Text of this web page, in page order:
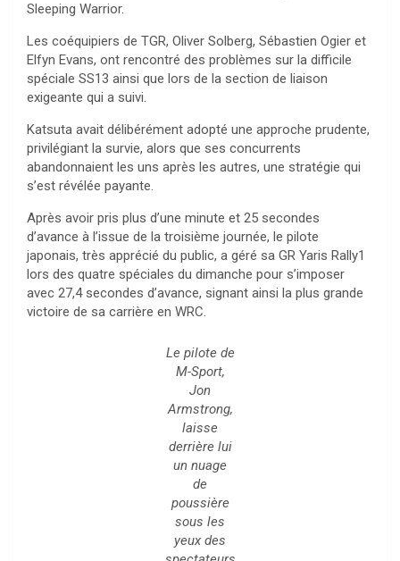
Sleeping Warrior.
Les coéquipiers de TGR, Oliver Solberg, Sébastien Ogier et
Elfyn Evans, ont rencontré des problèmes sur la difficile
spéciale SS13 ainsi que lors de la section de liaison
exigeante qui a suivi.
Katsuta avait délibérément adopté une approche prudente,
privilégiant la survie, alors que ses concurrents
abandonnaient les uns après les autres, une stratégie qui
s’est révélée payante.
Après avoir pris plus d’une minute et 25 secondes
d’avance à l’issue de la troisième journée, le pilote
japonais, très apprécié du public, a géré sa GR Yaris Rally1
lors des quatre spéciales du dimanche pour s’imposer
avec 27,4 secondes d’avance, signant ainsi la plus grande
victoire de sa carrière en WRC.
Le pilote de
M-Sport,
Jon
Armstrong,
laisse
derrière lui
un nuage
de
poussière
sous les
yeux des